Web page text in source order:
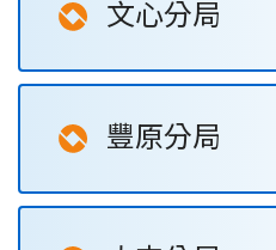
文心分局
豐原分局